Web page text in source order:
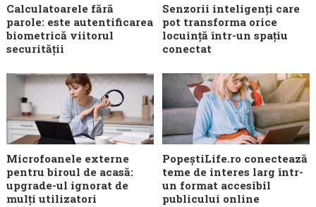
Calculatoarele fără
parole: este autentificarea
biometrică viitorul
securității
Senzorii inteligenți care
pot transforma orice
locuință într-un spațiu
conectat
Microfoanele externe
pentru biroul de acasă:
upgrade-ul ignorat de
mulți utilizatori
PopeștiLife.ro conectează
teme de interes larg într-
un format accesibil
publicului online